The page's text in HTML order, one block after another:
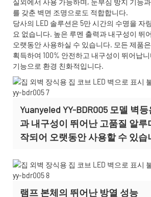
를 갖춘 벽면 조명으로도 적합합니다.
당사의 LED 솔루션은 5만 시간의 수명을 자
요 없습니다. 높은 루멘 출력과 내구성이 뛰
오랫동안 사용하실 수 있습니다. 모든 제품은
획득하여 100% 안전하고 내구성이 뛰어납
기능으로 환경 친화적입니다.
Yuanyeled YY-BDR005 모델 벽
과 내구성이 뛰어난 고품질 알루
작되어 오랫동안 사용할 수 있습
램프 본체의 뛰어난 방열 성능